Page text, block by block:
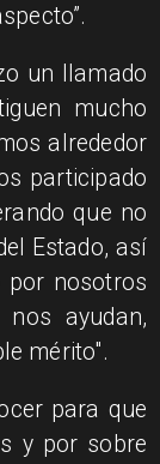
un llamado
mucho
alrededor
participado
que no
Estado, así
por nosotros
ayudan,
mérito".
para que
y por sobre